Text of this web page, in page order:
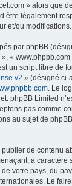
» alors que
légalement
et/ou modifications.
par phpBB
«
un script libre de
v2 » (désigné ci-
. Le
phpBB Limited
pas comme
au sujet de
de contenu
à caractère
votre pays, du
Le